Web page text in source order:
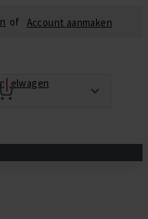
Account aanmaken